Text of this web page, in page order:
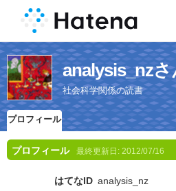
analysis_nz
社会科学関係の読書
プロフィール
プロフィール 最終更新日: 2012/07/16
はてなID analysis_nz